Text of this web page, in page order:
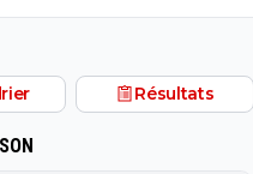
je suis pas toubib ni
résistants nazis lol italliens
pisse toi
Résultats